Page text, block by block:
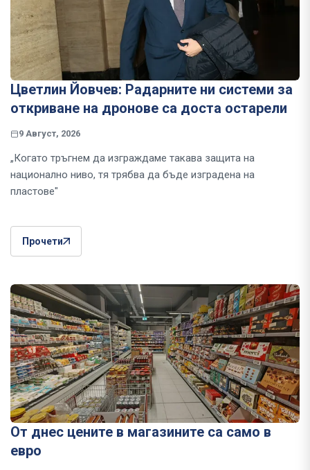
Цветлин Йовчев: Радарните ни системи за
откриване на дронове са доста остарели
9 Август, 2026
„Когато тръгнем да изграждаме такава защита на
национално ниво, тя трябва да бъде изградена на
пластове"
Прочети
От днес цените в магазините са само в
евро